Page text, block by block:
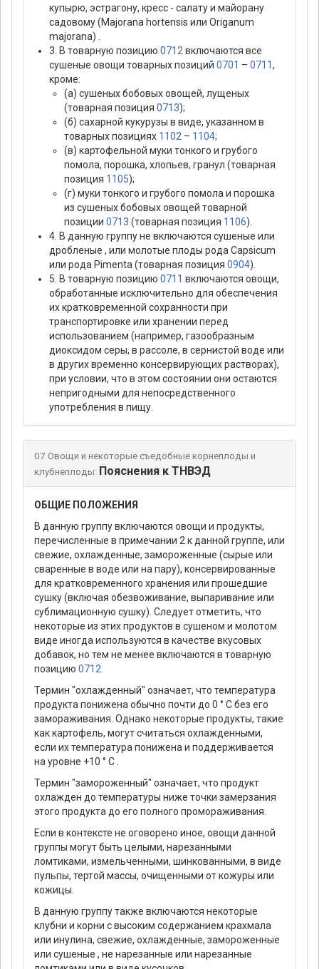
купырю, эстрагону, кресс - салату и майорану
садовому (Majorana hortensis или Origanum
majorana) .
3. В товарную позицию 0712 включаются все
сушеные овощи товарных позиций 0701 – 0711,
кроме:
(а) сушеных бобовых овощей, лущеных
(товарная позиция 0713);
(б) сахарной кукурузы в виде, указанном в
товарных позициях 1102 – 1104;
(в) картофельной муки тонкого и грубого
помола, порошка, хлопьев, гранул (товарная
позиция 1105);
(г) муки тонкого и грубого помола и порошка
из сушеных бобовых овощей товарной
позиции 0713 (товарная позиция 1106).
4. В данную группу не включаются сушеные или
дробленые , или молотые плоды рода Caрsicum
или рода Рimenta (товарная позиция 0904).
5. В товарную позицию 0711 включаются овощи,
обработанные исключительно для обеспечения
их кратковременной сохранности при
транспортировке или хранении перед
использованием (например, газообразным
диоксидом серы, в рассоле, в сернистой воде или
в других временно консервирующих растворах),
при условии, что в этом состоянии они остаются
непригодными для непосредственного
употребления в пищу.
07 Овощи и некоторые съедобные корнеплоды и
клубнеплоды: Пояснения к ТНВЭД
ОБЩИЕ ПОЛОЖЕНИЯ
В данную группу включаются овощи и продукты,
перечисленные в примечании 2 к данной группе, или
свежие, охлажденные, замороженные (сырые или
сваренные в воде или на пару), консервированные
для кратковременного хранения или прошедшие
сушку (включая обезвоживание, выпаривание или
сублимационную сушку). Следует отметить, что
некоторые из этих продуктов в сушеном и молотом
виде иногда используются в качестве вкусовых
добавок, но тем не менее включаются в товарную
позицию 0712
Термин "охлажденный" означает, что температура
продукта понижена обычно почти до 0 ° C без его
замораживания. Однако некоторые продукты, такие
как картофель, могут считаться охлажденными,
если их температура понижена и поддерживается
на уровне +10 ° C .
Термин "замороженный" означает, что продукт
охлажден до температуры ниже точки замерзания
этого продукта до его полного промораживания.
Если в контексте не оговорено иное, овощи данной
группы могут быть целыми, нарезанными
ломтиками, измельченными, шинкованными, в виде
пульпы, тертой массы, очищенными от кожуры или
кожицы.
В данную группу также включаются некоторые
клубни и корни с высоким содержанием крахмала
или инулина, свежие, охлажденные, замороженные
или сушеные , не нарезанные или нарезанные